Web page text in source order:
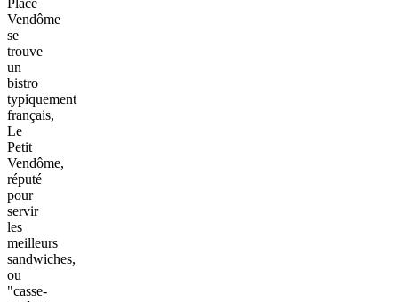
Vendôme
se
trouve
un
bistro
typiquement
français,
Le
Petit
Vendôme,
réputé
pour
servir
les
meilleurs
sandwiches,
ou
"casse-